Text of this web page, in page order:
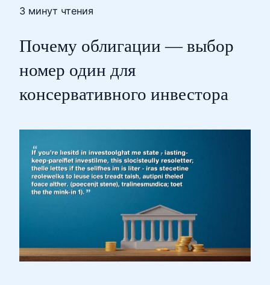
3 минут чтения
Почему облигации — выбор
номер один для
консервативного инвестора